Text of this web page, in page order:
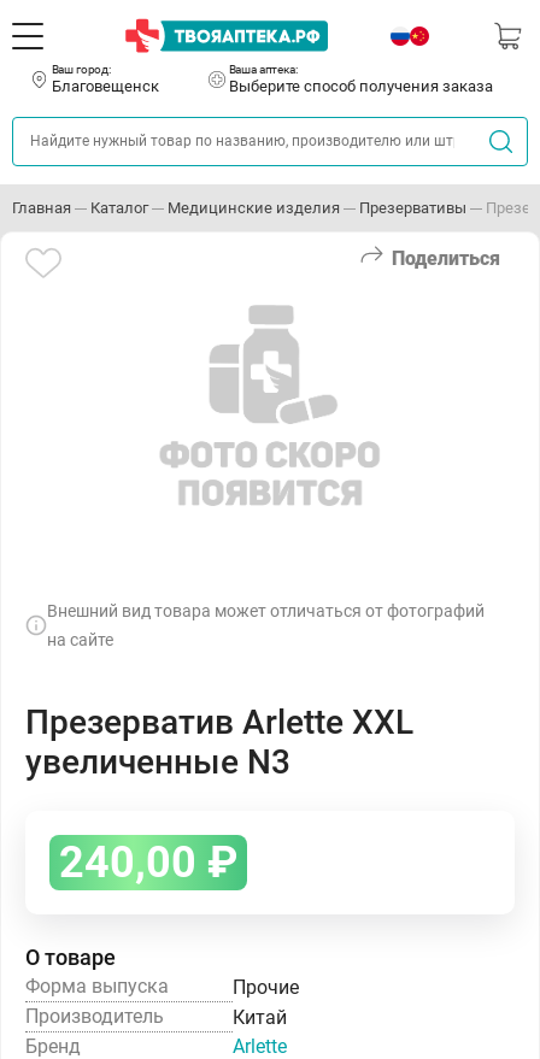
Ваш город:
Благовещенск
Ваша аптека:
Выберите способ получения заказа
Главная Каталог Медицинские изделия Презервативы
Поделиться
Внешний вид товара может отличаться от фотографий
на сайте
Презерватив Arlette XXL
увеличенные N3
240,00 ₽
О товаре
Форма выпуска
Прочие
Производитель
Китай
Бренд
Arlette